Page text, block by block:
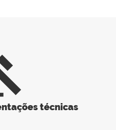
técnicas